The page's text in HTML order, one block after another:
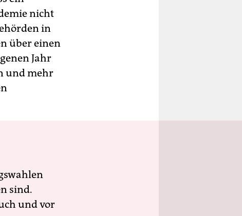
nicht
in
über einen
Jahr
und mehr
sind.
und vor